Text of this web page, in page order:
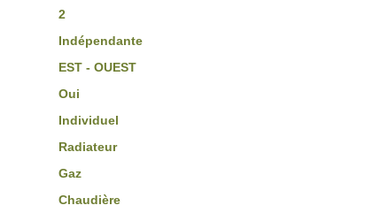
2
Indépendante
EST - OUEST
Oui
Individuel
Radiateur
Gaz
Chaudière